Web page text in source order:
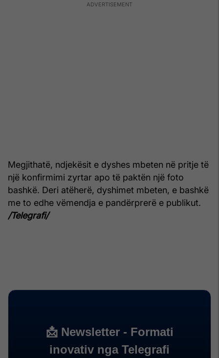
Megjithatë, ndjekësit e dyshes mbeten në pritje të
një konfirmimi zyrtar apo të paktën një foto
bashkë. Deri atëherë, dyshimet mbeten, e bashkë
me to edhe vëmendja e pandërprerë e publikut.
/Telegrafi/